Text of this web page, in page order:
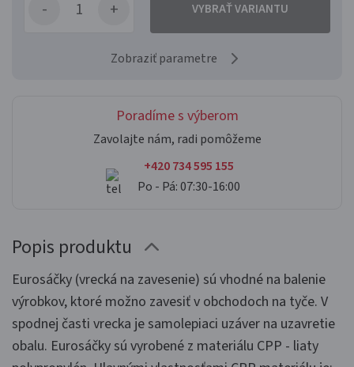
VYBRAŤ VARIANTU
Zobraziť parametre
Poradíme s výberom
Zavolajte nám, radi pomôžeme
+420 734 595 155
Po - Pá: 07:30-16:00
Popis produktu
Eurosáčky (vrecká na zavesenie) sú vhodné na balenie
výrobkov, ktoré možno zavesiť v obchodoch na tyče. V
spodnej časti vrecka je samolepiaci uzáver na uzavretie
obalu. Eurosáčky sú vyrobené z materiálu CPP - liaty